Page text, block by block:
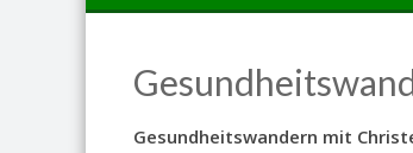
Gesundheitswandern mit